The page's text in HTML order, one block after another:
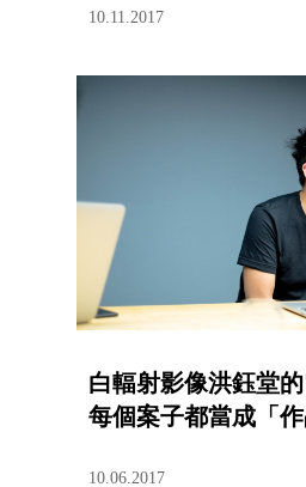
10.11.2017
白輻射影像洪鈺堂
每個案子都當成「作
10.06.2017